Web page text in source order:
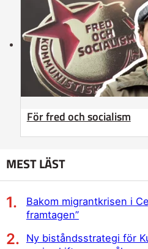
För fred och socialism
MEST LÄST
Bakom migrantkrisen i
framtagen”
Ny biståndsstrategi för